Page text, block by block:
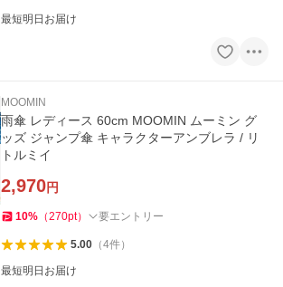
最短明日お届け
MOOMIN
雨傘 レディース 60cm MOOMIN ムーミン グ
ッズ ジャンプ傘 キャラクターアンブレラ / リ
トルミイ
2,970円
10% （270pt） 要エントリー
5.00（4件）
最短明日お届け